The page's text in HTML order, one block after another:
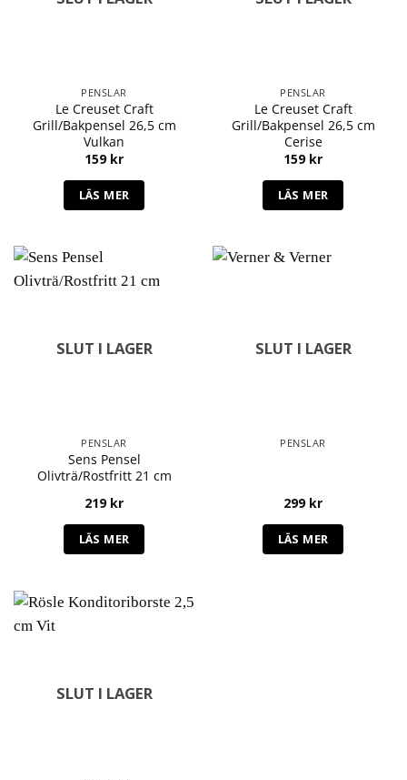
PENSLAR
Le Creuset Craft
Grill/Bakpensel 26,5 cm
Vulkan
159 kr
LÄS MER
PENSLAR
Le Creuset Craft
Grill/Bakpensel 26,5 cm
Cerise
159 kr
LÄS MER
SLUT I LAGER
PENSLAR
Sens Pensel
Olivträ/Rostfritt 21 cm
219 kr
LÄS MER
SLUT I LAGER
PENSLAR
299 kr
LÄS MER
SLUT I LAGER